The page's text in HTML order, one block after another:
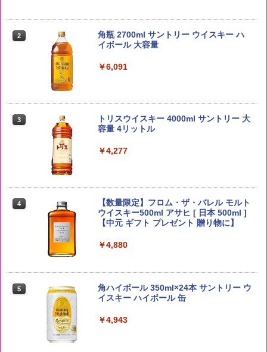
米 5kg
5kg 長野県産 令和7年産
kg 業務用 お米マイスターブレンド
￥2,680
米 5kg 新潟県産 コシヒカリ｜雪室保
管・精米したて｜白く輝き 粒感しっかり
冷めてもおいしい お米 【やっぱり新潟
2
角瓶 2700ml サントリー ウイスキー ハ
イボール 大容量
￥6,091
3
トリスウイスキー 4000ml サントリー 大
容量 4リットル
￥4,277
4
【数量限定】フロム・ザ・バレル モルト
ウイスキー500ml アサヒ [ 日本 500ml ]
【中元 ギフト プレゼント 贈り物に】
￥4,880
5
角ハイボール 350ml×24本 サントリー ウ
イスキー ハイボール 缶
￥4,943